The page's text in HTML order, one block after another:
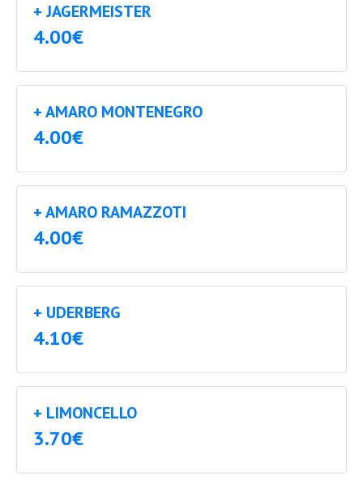
+ JAGERMEISTER
4.00€
+ AMARO MONTENEGRO
4.00€
+ AMARO RAMAZZOTI
4.00€
+ UDERBERG
4.10€
+ LIMONCELLO
3.70€